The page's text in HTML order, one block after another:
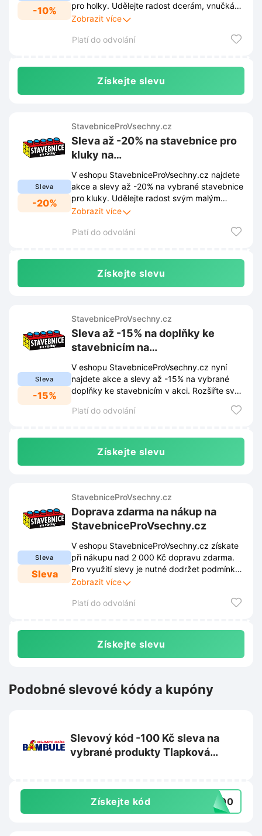
-10%
pro holky. Udělejte radost dcerám, vnučkám
nebo neteřím a pořiďte jim stavebnici za
Zobrazit více
Platí do odvolání
Získejte slevu
Sleva
-20%
StavebniceProVsechny.cz
Sleva až -20% na stavebnice pro
kluky na
StavebniceProVsechny.cz
V eshopu StavebniceProVsechny.cz najdete
akce a slevy až -20% na vybrané stavebnice
pro kluky. Udělejte radost svým malým
stavitelům a nakupte jim stavebnici za
Zobrazit více
Platí do odvolání
Získejte slevu
Sleva
-15%
StavebniceProVsechny.cz
Sleva až -15% na doplňky ke
stavebnicím na
StavebniceProVsechny.cz
V eshopu StavebniceProVsechny.cz nyní
najdete akce a slevy až -15% na vybrané
doplňky ke stavebnicím v akci. Rozšiřte svou
Platí do odvolání
Získejte slevu
Sleva
Sleva
StavebniceProVsechny.cz
Doprava zdarma na nákup na
StavebniceProVsechny.cz
V eshopu StavebniceProVsechny.cz získate
při nákupu nad 2 000 Kč dopravu zdarma.
Pro využití slevy je nutné dodržet podmínky
stanovené obchodem. Tyto podmínky jsou
a mohou se průběžně měnit.
Zobrazit více
Platí do odvolání
Získejte slevu
Podobné slevové kódy a kupóny
Slevový kód -100 Kč sleva na
vybrané produkty Tlapková
Získejte kód A100